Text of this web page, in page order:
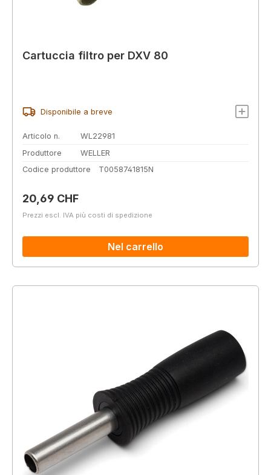
Cartuccia filtro per DXV 80
Disponibile a breve
Articolo n.
WL22981
Produttore
WELLER
Codice produttore
T0058741815N
Prezzo normale:
20,69 CHF
Prezzi escl. IVA più costi di spedizione
Nel carrello